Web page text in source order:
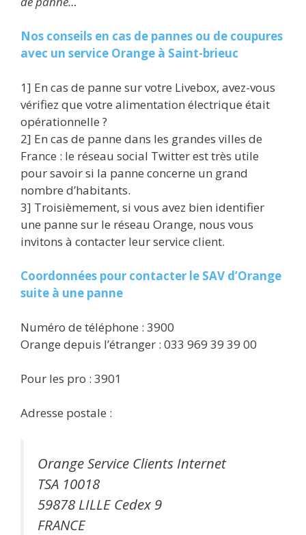
Nos conseils en cas de pannes ou de coupures
avec un service Orange à Saint-brieuc
1] En cas de panne sur votre Livebox, avez-vous
vérifiez que votre alimentation électrique était
opérationnelle ?
2] En cas de panne dans les grandes villes de
France : le réseau social Twitter est très utile
pour savoir si la panne concerne un grand
nombre d’habitants.
3] Troisièmement, si vous avez bien identifier
une panne sur le réseau Orange, nous vous
invitons à contacter leur service client.
Coordonnées pour contacter le SAV d’Orange
suite à une panne
Numéro de téléphone : 3900
Orange depuis l’étranger : 033 969 39 39 00
Pour les pro : 3901
Adresse postale :
Orange Service Clients Internet
TSA 10018
59878 LILLE Cedex 9
FRANCE